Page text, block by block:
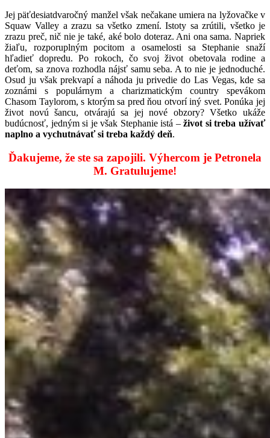
Jej päťdesiatdvaročný manžel však nečakane umiera na lyžovačke v
Squaw Valley a zrazu sa všetko zmení. Istoty sa zrútili, všetko je
zrazu preč, nič nie je také, aké bolo doteraz. Ani ona sama. Napriek
žiaľu, rozporuplným pocitom a osamelosti sa Stephanie snaží
hľadieť dopredu. Po rokoch, čo svoj život obetovala rodine a
deťom, sa znova rozhodla nájsť samu seba. A to nie je jednoduché.
Osud ju však prekvapí a náhoda ju privedie do Las Vegas, kde sa
zoznámi s populárnym a charizmatickým country spevákom
Chasom Taylorom, s ktorým sa pred ňou otvorí iný svet. Ponúka jej
život novú šancu, otvárajú sa jej nové obzory? Všetko ukáže
budúcnosť, jedným si je však Stephanie istá –život si treba užívať
naplno a vychutnávať si treba každý deň.
Ďakujeme, že ste sa zapojili. Výhercom je Petronela
M. Gratulujeme!